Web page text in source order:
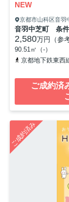
NEW
京都市山科区音羽
音羽中芝町 条
2,580万円（参
90.51㎡（-）
京都地下鉄東西
ご成約済
ご成約済み